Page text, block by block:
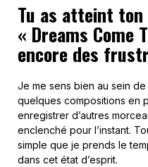
Tu as atteint
« Dreams Come
encore des
Je me sens bien au sein
quelques compositions en
enregistrer d’autres
enclenché pour l’instant.
simple que je prends le
dans cet état d’esprit.